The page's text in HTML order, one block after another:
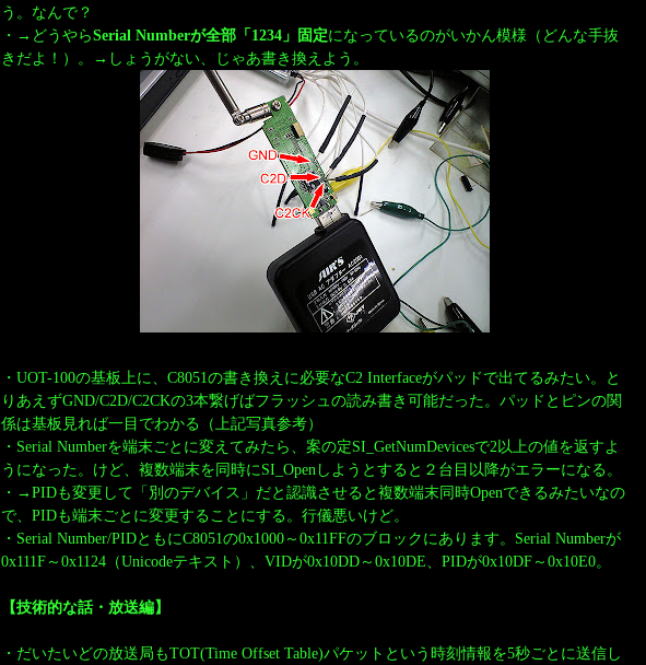
う。なんで？
・→どうやらSerial Numberが全部「1234」固定になっているのがいかん模様（どんな手抜
きだよ！）。→しょうがない、じゃあ書き換えよう。
・UOT-100の基板上に、C8051の書き換えに必要なC2 Interfaceがパッドで出てるみたい。と
りあえずGND/C2D/C2CKの3本繋げばフラッシュの読み書き可能だった。パッドとピンの関
係は基板見れば一目でわかる（上記写真参考）
・Serial Numberを端末ごとに変えてみたら、案の定SI_GetNumDevicesで2以上の値を返すよ
うになった。けど、複数端末を同時にSI_Openしようとすると２台目以降がエラーになる。
・→PIDも変更して「別のデバイス」だと認識させると複数端末同時Openできるみたいなの
で、PIDも端末ごとに変更することにする。行儀悪いけど。
・Serial Number/PIDともにC8051の0x1000～0x11FFのブロックにあります。Serial Numberが
0x111F～0x1124（Unicodeテキスト）、VIDが0x10DD～0x10DE、PIDが0x10DF～0x10E0。
【技術的な話・放送編】
・だいたいどの放送局もTOT(Time Offset Table)パケットという時刻情報を5秒ごとに送信し